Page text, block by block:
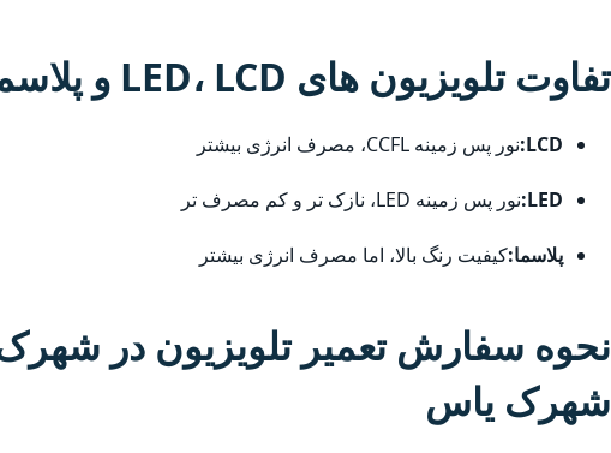
تفاوت تلویزیون های LED، LCD و پلاسما
LCD: نور پس زمینه CCFL، مصرف انرژی بیشتر
LED: نور پس زمینه LED، نازک تر و کم مصرف تر
پلاسما:کیفیت رنگ بالا، اما مصرف انرژی بیشتر
نحوه سفارش تعمیر تلویزیون در
شهرک یاس